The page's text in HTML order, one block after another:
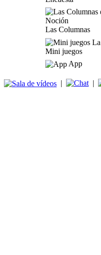
Las Columnas
Mini juegos
App
| |